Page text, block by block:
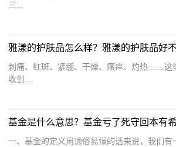
三...
雅漾的护肤品怎么样？雅漾的护肤品好不
刺痛、红斑、紧绷、干燥、瘙痒、灼热……这
收到...
基金是什么意思？基金亏了死守回本有希
一、基金的定义用通俗易懂的话来说，我们有